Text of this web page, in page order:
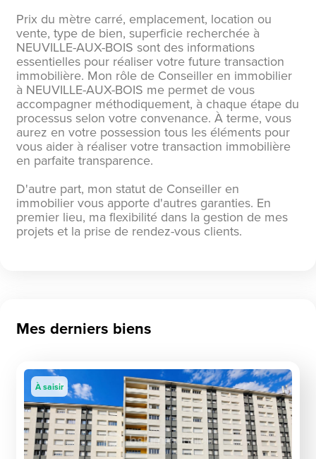
Prix du mètre carré, emplacement, location ou
vente, type de bien, superficie recherchée à
NEUVILLE-AUX-BOIS sont des informations
essentielles pour réaliser votre future transaction
immobilière. Mon rôle de Conseiller en immobilier
à NEUVILLE-AUX-BOIS me permet de vous
accompagner méthodiquement, à chaque étape du
processus selon votre convenance. À terme, vous
aurez en votre possession tous les éléments pour
vous aider à réaliser votre transaction immobilière
en parfaite transparence.
D'autre part, mon statut de Conseiller en
immobilier vous apporte d'autres garanties. En
premier lieu, ma flexibilité dans la gestion de mes
projets et la prise de rendez-vous clients.
Mes derniers biens
À saisir